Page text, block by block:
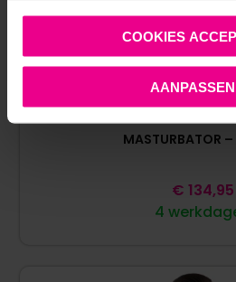
COOKIES
AANPASSEN
MASTURBATOR
4
€ 134,95